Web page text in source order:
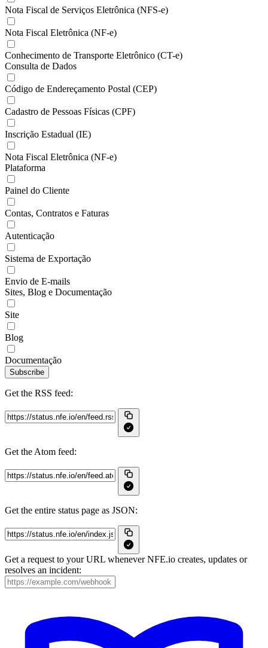
Nota Fiscal de Serviços Eletrônica (NFS-e)
Nota Fiscal Eletrônica (NF-e)
Conhecimento de Transporte Eletrônico (CT-e)
Consulta de Dados
Código de Endereçamento Postal (CEP)
Cadastro de Pessoas Físicas (CPF)
Inscrição Estadual (IE)
Nota Fiscal Eletrônica (NF-e)
Plataforma
Painel do Cliente
Contas, Contratos e Faturas
Autenticação
Sistema de Exportação
Envio de E-mails
Sites, Blog e Documentação
Site
Blog
Documentação
Subscribe
Get the RSS feed:
Get the Atom feed:
Get the entire status page as JSON:
Get a request to your URL whenever NFE.io creates, updates or
resolves an incident: